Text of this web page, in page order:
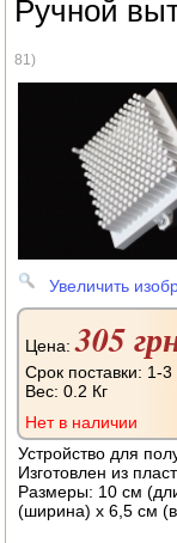
АВТОКЛАВЫ
ДЛЯ
НАВЕСНОЕ
СЫРОВАРНИ
ШИНКОВКИ
ДЛЯ ДОМА И
ДРОВОКОЛЫ
Ручной
81)
Увеличить
Цена:305
Срок поставки: 1-3
Вес:0.2 Кг
Нет в наличии
Устройство для
Изготовлен из
Размеры: 10 см
(ширина) х 6,5 см